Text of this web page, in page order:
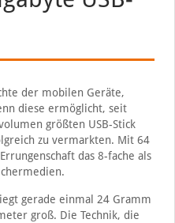
der mobilen Geräte,
diese ermöglicht, seit
größten USB-Stick
zu vermarkten. Mit 64
das 8-fache als
gerade einmal 24 Gramm
groß. Die Technik, die